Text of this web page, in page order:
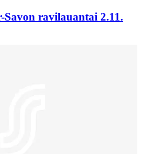
Savon ravilauantai 2.11.